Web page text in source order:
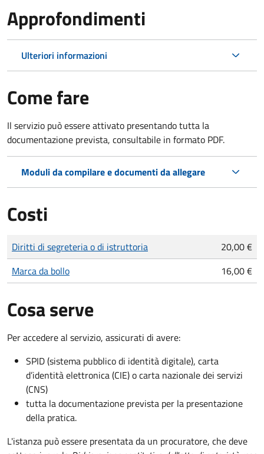
Approfondimenti
Ulteriori informazioni
Come fare
Il servizio può essere attivato presentando tutta la
documentazione prevista, consultabile in formato PDF.
Moduli da compilare e documenti da allegare
Costi
Tipo di pagamento
Importo
Diritti di segreteria o di istruttoria
20,00 €
Marca da bollo
16,00 €
Cosa serve
Per accedere al servizio, assicurati di avere:
SPID (sistema pubblico di identità digitale), carta
d’identità elettronica (CIE) o carta nazionale dei servizi
(CNS)
tutta la documentazione prevista per la presentazione
della pratica.
L'istanza può essere presentata da un procuratore, che deve